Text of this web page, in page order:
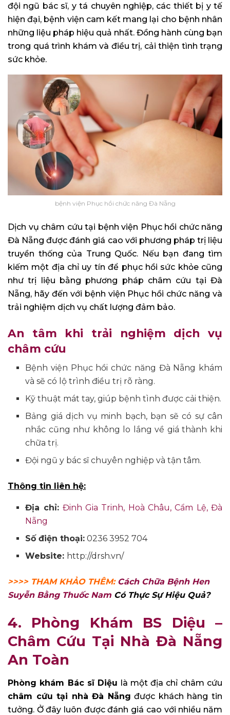
đội ngũ bác sĩ, y tá chuyên nghiệp, các thiết bị y tế
hiện đại, bệnh viện cam kết mang lại cho bệnh nhân
những liệu pháp hiệu quả nhất. Đồng hành cùng bạn
trong quá trình khám và điều trị, cải thiện tình trạng
sức khỏe.
bệnh viện Phục hồi chức năng Đà Nẵng
Dịch vụ châm cứu tại bệnh viện Phục hồi chức năng
Đà Nẵng được đánh giá cao với phương pháp trị liệu
truyền thống của Trung Quốc. Nếu bạn đang tìm
kiếm một địa chỉ uy tín để phục hồi sức khỏe cũng
như trị liệu bằng phương pháp châm cứu tại Đà
Nẵng, hãy đến với bệnh viện Phục hồi chức năng và
trải nghiệm dịch vụ chất lượng đảm bảo.
An tâm khi trải nghiệm dịch vụ
châm cứu
Bệnh viện Phục hồi chức năng Đà Nẵng khám
và sẽ có lộ trình điều trị rõ ràng.
Kỹ thuật mát tay, giúp bệnh tình được cải thiện.
Bảng giá dịch vụ minh bạch, bạn sẽ có sự cân
nhắc cũng như không lo lắng về giá thành khi
chữa trị.
Đội ngũ y bác sĩ chuyên nghiệp và tận tâm.
Thông tin liên hệ:
Địa chỉ: Đinh Gia Trinh, Hoà Châu, Cẩm Lệ, Đà
Nẵng
Số điện thoại: 0236 3952 704
Website: http://drsh.vn/
>>>> THAM KHẢO THÊM: Cách Chữa Bệnh Hen
Suyễn Bằng Thuốc Nam Có Thực Sự Hiệu Quả?
4. Phòng Khám BS Diệu –
Châm Cứu Tại Nhà Đà Nẵng
An Toàn
Phòng khám Bác sĩ Diệu là một địa chỉ châm cứu
châm cứu tại nhà Đà Nẵng được khách hàng tin
tưởng. Ở đây luôn được đánh giá cao với nhiều năm